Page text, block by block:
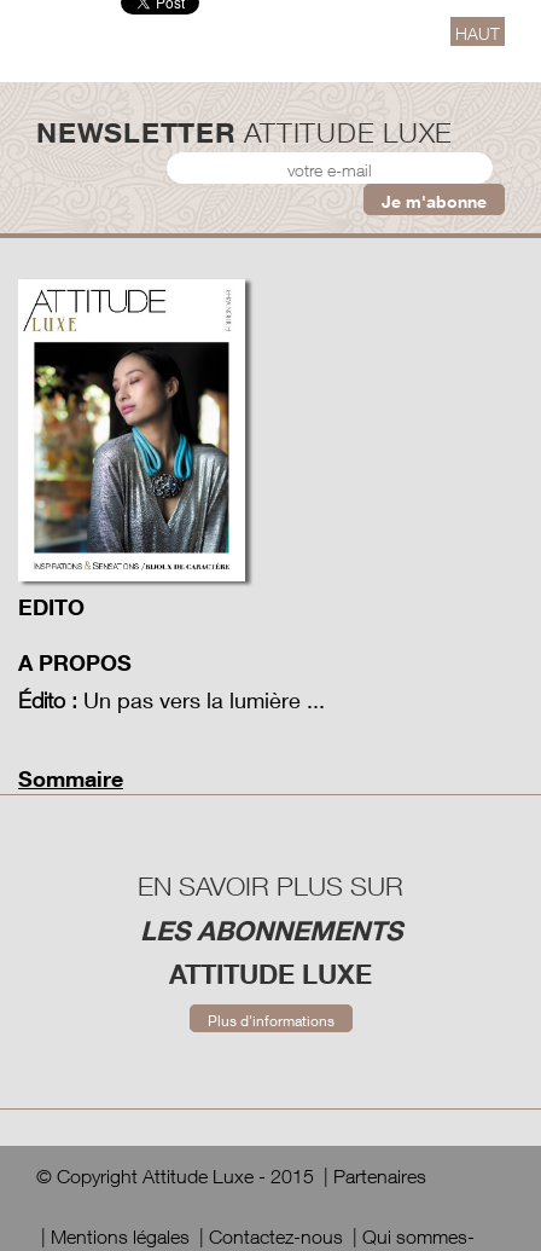
HAUT
NEWSLETTER ATTITUDE LUXE
EDITO
A PROPOS
Édito : Un pas vers la lumière ...
Sommaire
EN SAVOIR PLUS SUR
LES ABONNEMENTS
ATTITUDE LUXE
Plus d'informations
© Copyright Attitude Luxe - 2015 Partenaires
Mentions légales Contactez-nous Qui sommes-